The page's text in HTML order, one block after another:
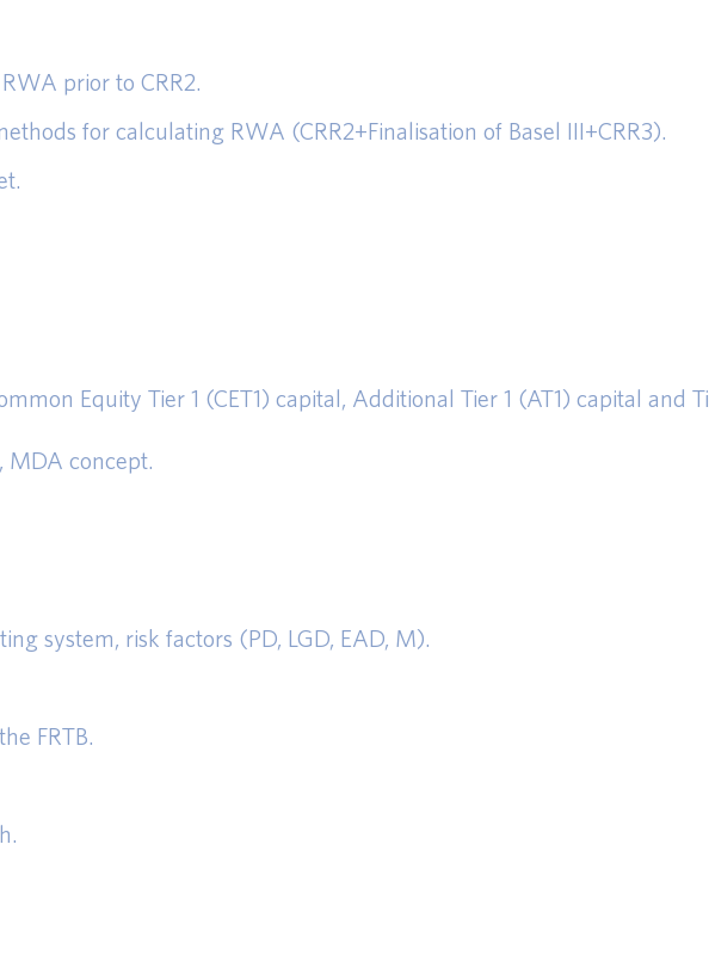
prior to CRR2.
for calculating RWA (CRR2+Finalisation of Basel III+CRR3).
Equity Tier 1 (CET1) capital, Additional Tier 1 (AT1) capital and
MDA concept.
system, risk factors (PD, LGD, EAD, M).
FRTB.